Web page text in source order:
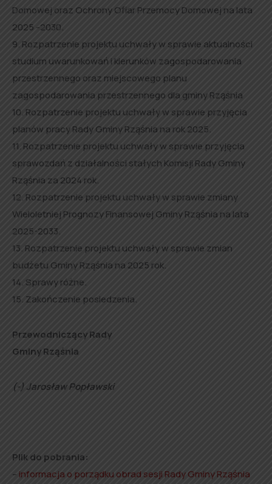
Domowej oraz Ochrony Ofiar Przemocy Domowej na lata
2025 -2030.
9. Rozpatrzenie projektu uchwały w sprawie aktualności
studium uwarunkowań i kierunków zagospodarowania
przestrzennego oraz miejscowego planu
zagospodarowania przestrzennego dla gminy Rząśnia
10. Rozpatrzenie projektu uchwały w sprawie przyjęcia
planów pracy Rady Gminy Rząśnia na rok 2025.
11. Rozpatrzenie projektu uchwały w sprawie przyjęcia
sprawozdań z działalności stałych Komisji Rady Gminy
Rząśnia za 2024 rok.
12. Rozpatrzenie projektu uchwały w sprawie zmiany
Wieloletniej Prognozy Finansowej Gminy Rząśnia na lata
2025-2033.
13. Rozpatrzenie projektu uchwały w sprawie zmian
budżetu Gminy Rząśnia na 2025 rok.
14. Sprawy różne.
15. Zakończenie posiedzenia.
Przewodniczący Rady
Gminy Rząśnia
(-) Jarosław Popławski
Plik do pobrania:
–informacja o porządku obrad sesji Rady Gminy Rząśnia